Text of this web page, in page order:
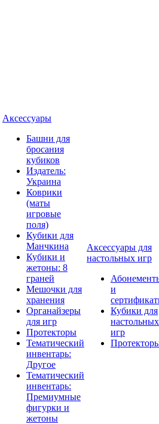
Аксессуары
Башни для
бросания
кубиков
Издатель:
Украина
Коврики
(маты
игровые
поля)
Кубики для
Манчкина
Кубики и
жетоны: 8
граней
Мешочки для
хранения
Органайзеры
для игр
Протекторы
Тематический
инвентарь:
Другое
Тематический
инвентарь:
Премиумные
фигурки и
жетоны
Аксессуары для
настольных игр
и
Кубики для
настольных
игр